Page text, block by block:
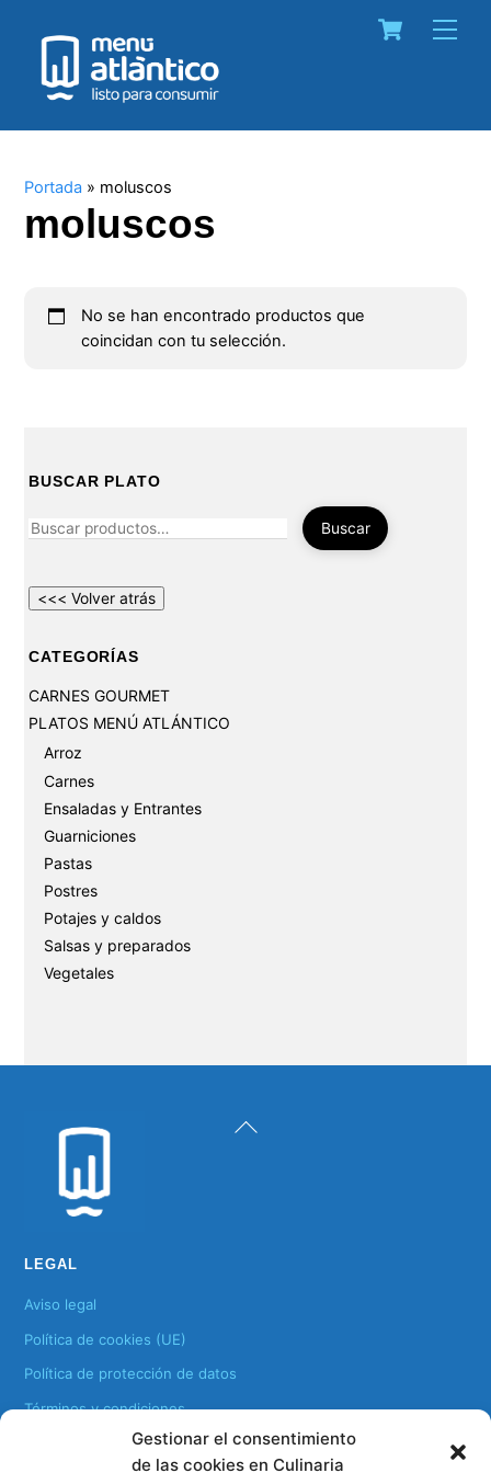
Gestionar el consentimiento
de las cookies en Culinaria
content
Cart
Portada » moluscos
moluscos
No se han encontrado productos que
coincidan con tu selección.
BUSCAR PLATO
por:
Buscar
CATEGORÍAS
CARNES GOURMET
PLATOS MENÚ ATLÁNTICO
Arroz
Carnes
Ensaladas y Entrantes
Guarniciones
Pastas
Postres
Potajes y caldos
Salsas y preparados
Vegetales
Back
LEGAL
Aviso legal
Política de cookies (UE)
Política de protección de datos
Términos y condiciones
Contactar con Menú Atlántico